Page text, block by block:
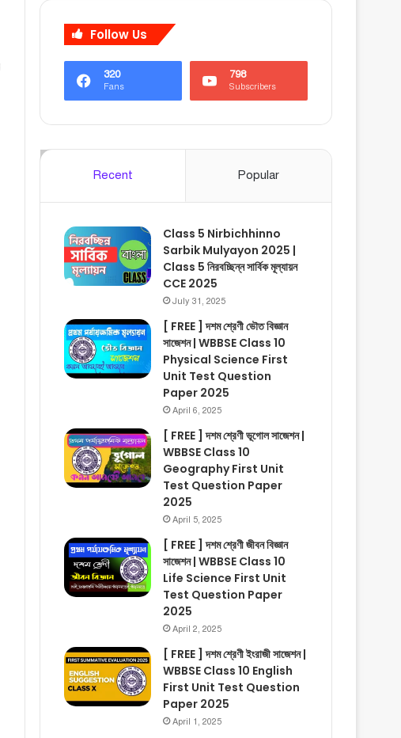
Follow Us
320
Fans
798
Subscribers
Recent Popular
Class 5 Nirbichhinno
Sarbik Mulyayon 2025 |
Class 5 নিরবচ্ছিন্ন সার্বিক মূল্যায়ন
CCE 2025
July 31, 2025
[ FREE ] দশম শ্রেণী ভৌত বিজ্ঞান
সাজেশন | WBBSE Class 10
Physical Science First
Unit Test Question
Paper 2025
April 6, 2025
[ FREE ] দশম শ্রেণী ভূগোল সাজেশন |
WBBSE Class 10
Geography First Unit
Test Question Paper
2025
April 5, 2025
[ FREE ] দশম শ্রেণী জীবন বিজ্ঞান
সাজেশন | WBBSE Class 10
Life Science First Unit
Test Question Paper
2025
April 2, 2025
[ FREE ] দশম শ্রেণী ইংরাজী সাজেশন |
WBBSE Class 10 English
First Unit Test Question
Paper 2025
April 1, 2025